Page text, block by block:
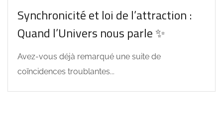
Synchronicité et loi de l’attraction :
Quand l’Univers nous parle ✨
Avez-vous déjà remarqué une suite de
coïncidences troublantes...